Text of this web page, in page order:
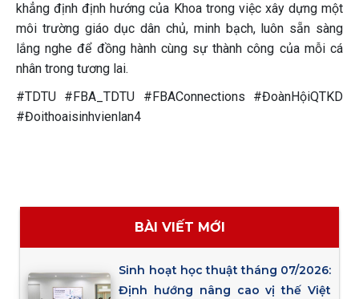
khẳng định định hướng của Khoa trong việc xây dựng một
môi trường giáo dục dân chủ, minh bạch, luôn sẵn sàng
lắng nghe để đồng hành cùng sự thành công của mỗi cá
nhân trong tương lai.
#TDTU #FBA_TDTU #FBAConnections #ĐoànHộiQTKD
#Đoithoaisinhvienlan4
BÀI VIẾT MỚI
Sinh hoạt học thuật tháng 07/2026:
Định hướng nâng cao vị thế Việt